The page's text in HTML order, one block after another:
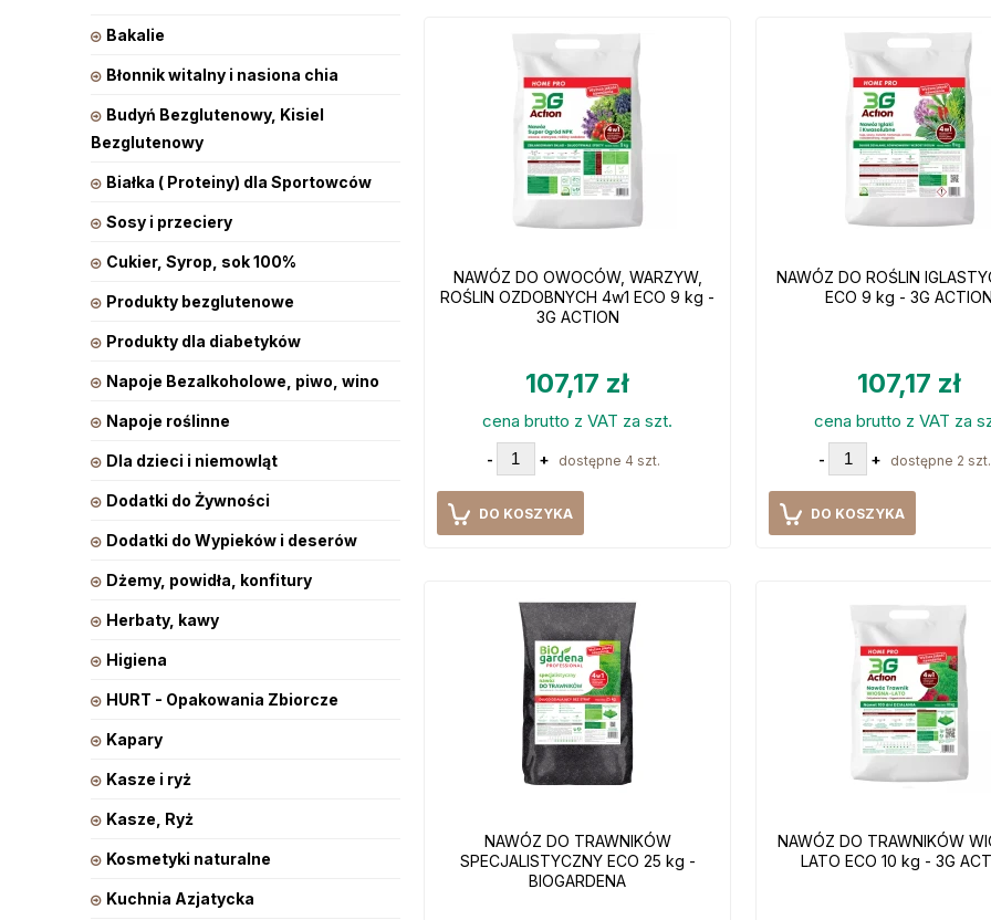
Bakalie
Błonnik witalny i nasiona chia
Budyń Bezglutenowy, Kisiel
Bezglutenowy
Białka ( Proteiny) dla Sportowców
Sosy i przeciery
Cukier, Syrop, sok 100%
Produkty bezglutenowe
Produkty dla diabetyków
Napoje Bezalkoholowe, piwo, wino
Napoje roślinne
Dla dzieci i niemowląt
Dodatki do Żywności
Dodatki do Wypieków i deserów
Dżemy, powidła, konfitury
Herbaty, kawy
Higiena
HURT - Opakowania Zbiorcze
Kapary
Kasze i ryż
Kasze, Ryż
Kosmetyki naturalne
Kuchnia Azjatycka
NAWÓZ DO OWOCÓW, WARZYW,
ROŚLIN OZDOBNYCH 4w1 ECO 9 kg -
3G ACTION
107,17 zł
cena brutto z VAT za szt.
- + dostępne 4 szt.
DO KOSZYKA
NAWÓZ DO ROŚLIN
ECO 9 kg - 3G ACTION
107,17 zł
cena brutto z VAT za
- + dostępne 2 szt.
DO KOSZYKA
NAWÓZ DO TRAWNIKÓW
SPECJALISTYCZNY ECO 25 kg -
BIOGARDENA
NAWÓZ DO TRAWNIKÓW
LATO ECO 10 kg - 3G